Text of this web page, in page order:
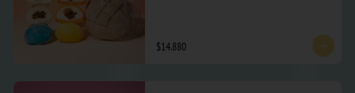
$14.880